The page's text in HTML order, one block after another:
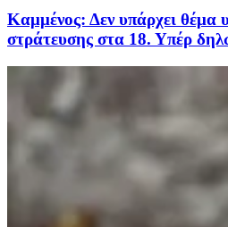
Καμμένος: Δεν υπάρχει θέμα
στράτευσης στα 18. Υπέρ